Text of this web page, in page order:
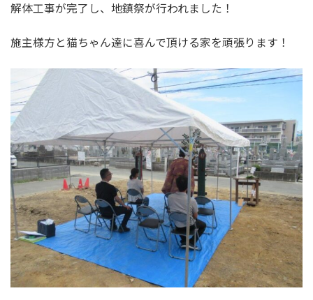
解体工事が完了し、地鎮祭が行われました！
施主様方と猫ちゃん達に喜んで頂ける家を頑張ります！